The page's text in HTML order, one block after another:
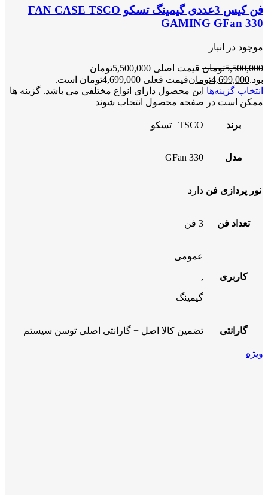
فن کیس 3عددی گیمینگ تسکو FAN CASE TSCO
GAMING GFan 330
موجود در انبار
5,500,000تومان
قیمت اصلی 5,500,000تومان
بود.4,699,000تومانقیمت فعلی 4,699,000تومان است.
انتخاب گزینه‌ها این محصول دارای انواع مختلفی می باشد. گزینه ها
ممکن است در صفحه محصول انتخاب شوند
برند TSCO | تسکو
مدل GFan 330
نور پردازی فن دارد
تعداد فن 3 فن
کاربری
عمومی
,
گیمینگ
گارانتی تضمین کالا اصل + گارانتی اصلی توسن سیستم
ویژه